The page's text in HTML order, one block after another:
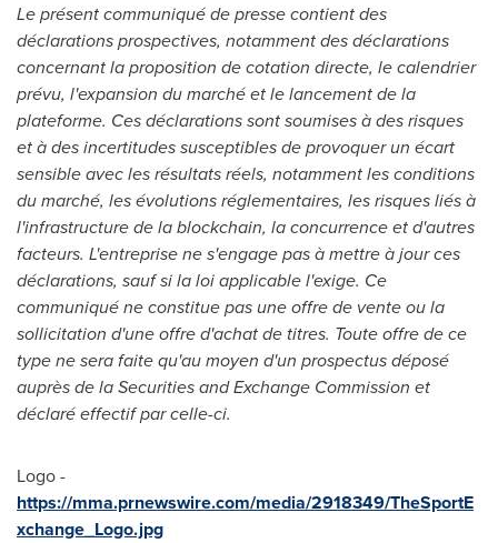
Le présent communiqué de presse contient des
déclarations prospectives, notamment des déclarations
concernant la proposition de cotation directe, le calendrier
prévu, l'expansion du marché et le lancement de la
plateforme. Ces déclarations sont soumises à des risques
et à des incertitudes susceptibles de provoquer un écart
sensible avec les résultats réels, notamment les conditions
du marché, les évolutions réglementaires, les risques liés à
l'infrastructure de la blockchain, la concurrence et d'autres
facteurs. L'entreprise ne s'engage pas à mettre à jour ces
déclarations, sauf si la loi applicable l'exige. Ce
communiqué ne constitue pas une offre de vente ou la
sollicitation d'une offre d'achat de titres. Toute offre de ce
type ne sera faite qu'au moyen d'un prospectus déposé
auprès de la Securities and Exchange Commission et
déclaré effectif par celle-ci.
Logo -
https://mma.prnewswire.com/media/2918349/TheSportE
xchange_Logo.jpg